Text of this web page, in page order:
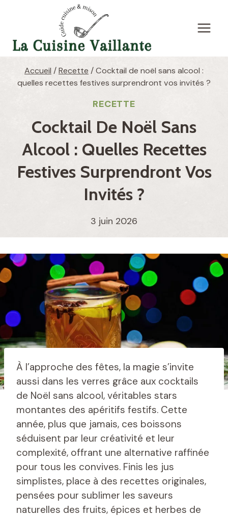
Accueil /Recette /Cocktail de noël sans alcool :
quelles recettes festives surprendront vos invités ?
RECETTE
Cocktail De Noël Sans
Alcool : Quelles Recettes
Festives Surprendront Vos
Invités ?
3 juin 2026
À l’approche des fêtes, la magie s’invite
aussi dans les verres grâce aux cocktails
de Noël sans alcool, véritables stars
montantes des apéritifs festifs. Cette
année, plus que jamais, ces boissons
séduisent par leur créativité et leur
complexité, offrant une alternative raffinée
pour tous les convives. Finis les jus
simplistes, place à des recettes originales,
pensées pour sublimer les saveurs
naturelles des fruits, épices et herbes de